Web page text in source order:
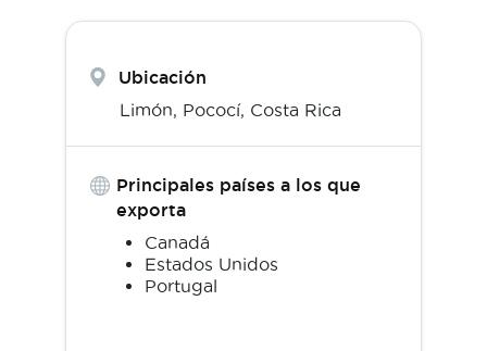
Ubicación
Limón, Pococí, Costa Rica
Principales países a los que
exporta
Canadá
Estados Unidos
Portugal